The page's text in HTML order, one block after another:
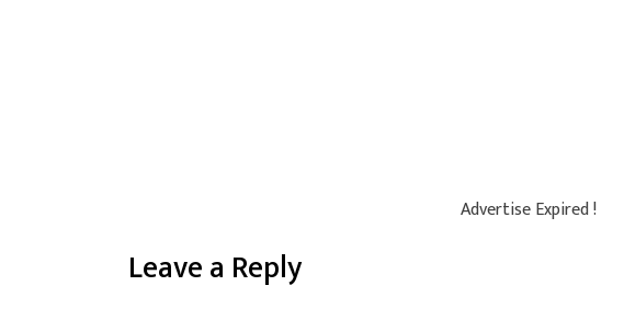
Advertise Expired !
Leave a Reply